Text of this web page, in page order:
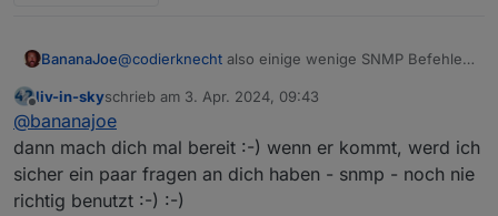
BananaJoe@codierknecht also einige wenige SNMP Befehle
zum Beispiel.
steuern per SNMP nehmen und nicht per SSH-
Login. Ob das per Script und Login geht weis ich
gar nicht, je nach modell will er da auch noch einen
Tastendruck. Neuere Switche von Aruba könnten
Offline
liv-in-skyschrieb am 3. Apr. 2024, 09:43
zuletzt editiert von
@bananajoe
dann mach dich mal bereit :-) wenn er kommt, werd ich
sicher ein paar fragen an dich haben - snmp - noch nie
richtig benutzt :-) :-)